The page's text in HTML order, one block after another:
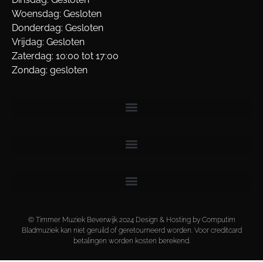
Woensdag: Gesloten
Donderdag: Gesloten
Vrijdag: Gesloten
Zaterdag: 10:00 tot 17:00
Zondag: gesloten
© Timmer Muziek Beverwijk 2024 Design & Hosting by Computim
Bladmuziek kan niet geruild of geretourneerd worden. Voor creditcard
betalingen worden kosten berekend.